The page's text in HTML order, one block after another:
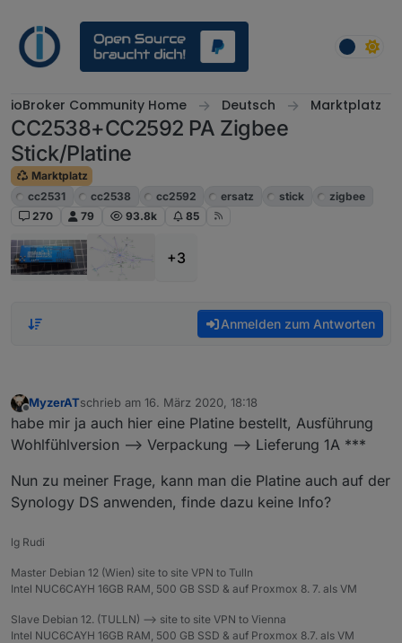
ioBroker Community Home Deutsch Marktplatz
CC2538+CC2592 PA Zigbee
Stick/Platine
Marktplatz
cc2531
cc2538 cc2592 ersatz stick
zigbee
270
79 93.8k 85
+3
Anmelden zum Antworten
Offline
MyzerATschrieb am 16. März 2020, 18:18
zuletzt editiert von
habe mir ja auch hier eine Platine bestellt, Ausführung
Wohlfühlversion --> Verpackung --> Lieferung 1A ***
Nun zu meiner Frage, kann man die Platine auch auf der
Synology DS anwenden, finde dazu keine Info?
lg Rudi
Master Debian 12 (Wien) site to site VPN to Tulln
Intel NUC6CAYH 16GB RAM, 500 GB SSD & auf Proxmox 8. 7. als VM
Slave Debian 12. (TULLN) --> site to site VPN to Vienna
Intel NUC6CAYH 16GB RAM, 500 GB SSD & auf Proxmox 8.7. als VM